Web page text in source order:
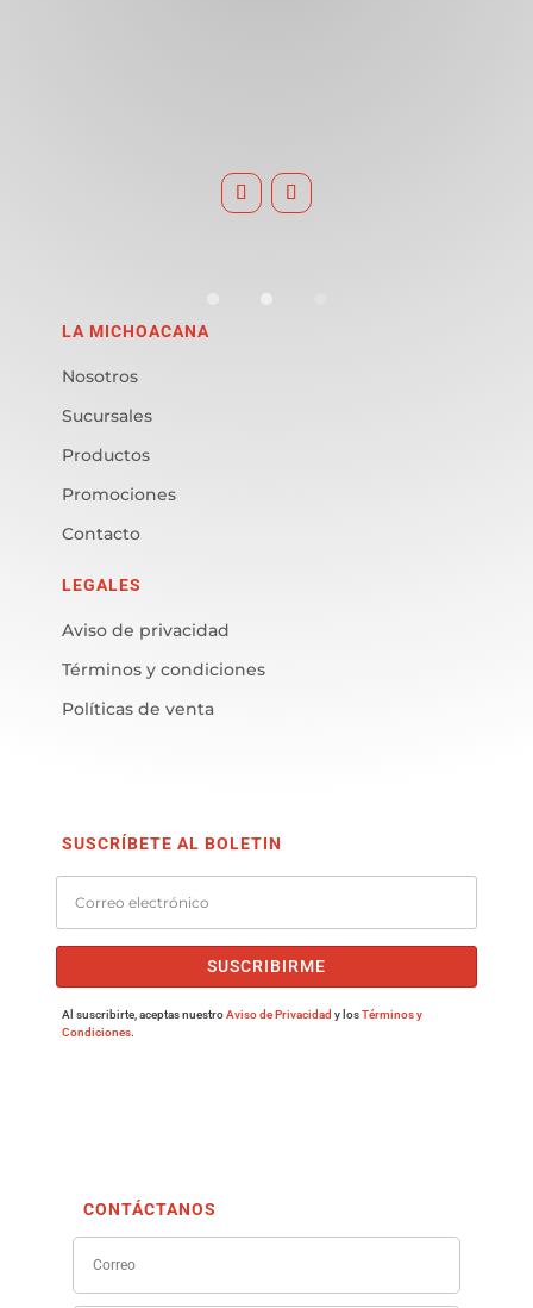
LA MICHOACANA
Nosotros
Sucursales
Productos
Promociones
Contacto
LEGALES
Aviso de privacidad
Términos y condiciones
Políticas de venta
SUSCRÍBETE AL BOLETIN
SUSCRIBIRME
Al suscribirte, aceptas nuestroAviso de Privacidad y losTérminos y
Condiciones.
CONTÁCTANOS